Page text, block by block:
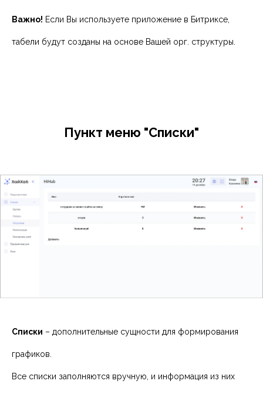
Важно! Если Вы используете приложение в Битриксе,
табели будут созданы на основе Вашей орг. структуры.
Пункт меню "Списки"
Списки – дополнительные сущности для формирования
графиков.
Все списки заполняются вручную, и информация из них